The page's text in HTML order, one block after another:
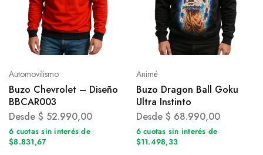
Automovilismo
Buzo Chevrolet – Diseño
BBCAR003
Desde $ 52.990,00
6 cuotas sin interés de
$8.831,67
Animé
Buzo Dragon Ball Goku
Ultra Instinto
Desde $ 68.990,00
6 cuotas sin interés de
$11.498,33